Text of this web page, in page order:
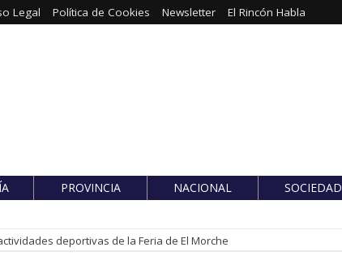
Legal Política de Cookies Newsletter El Rincón Habla
PROVINCIA NACIONAL SOCIEDAD
deportivas de la Feria de El Morche